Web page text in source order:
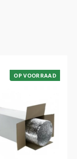
OP VOORRAAD